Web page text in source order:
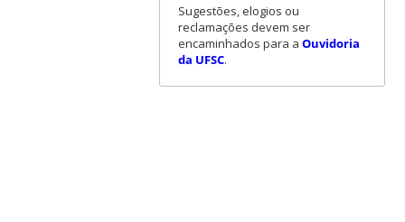
Sugestões, elogios ou
reclamações devem ser
encaminhados para a Ouvidoria
da UFSC.